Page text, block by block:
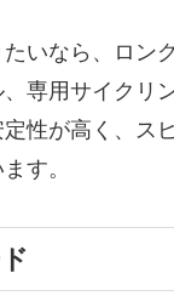
いなら、ロン
専用サイクリ
性が高く、ス
す。